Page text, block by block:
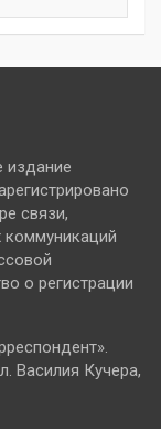
издание
связи,
о регистрации
Василия Кучера,